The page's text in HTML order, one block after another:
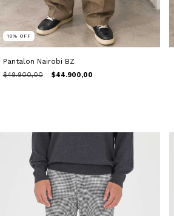
10% OFF
Pantalon Nairobi BZ
$49.900,00 $44.900,00